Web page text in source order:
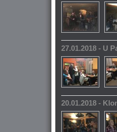
27.01.2018 - U
20.01.2018 -